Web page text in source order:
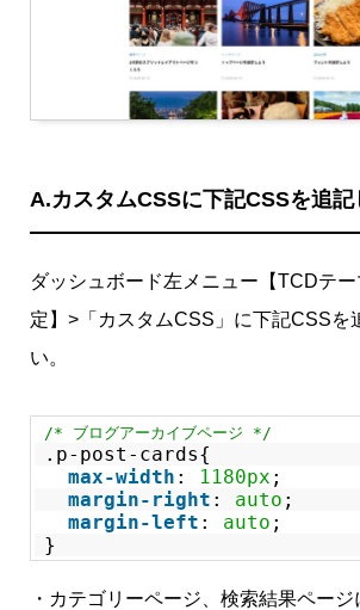
A.カスタムCSSに下記CSSを追記
ダッシュボード左メニュー【TCDテ
定】>「カスタムCSS」に下記CSSを
い。
/* ブログアーカイブページ */
.p-post-cards{
max-width : 1180px ;
margin-right : auto ;
margin-left : auto ;
}
・カテゴリーページ、検索結果ページ